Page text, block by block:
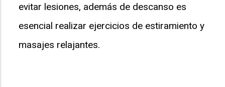
evitar lesiones, además de descanso es
esencial realizar ejercicios de estiramiento y
masajes relajantes.